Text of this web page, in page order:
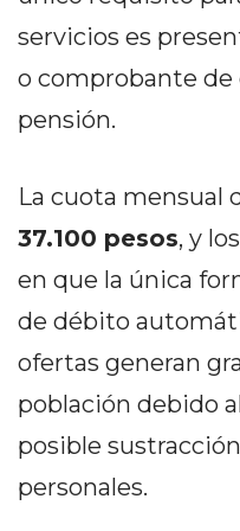
PRIVACIDAD
MAPA
DEL
DEL
DIA
REPORTERO
DIARIO
DEPORTIVO
GRUPO
MEDIOS
INFOPBA
servicios es
o comprobante de
pensión.
La cuota mensual
37.100 pesos, y
en que la única
de débito
ofertas generan
población debido
posible
personales.